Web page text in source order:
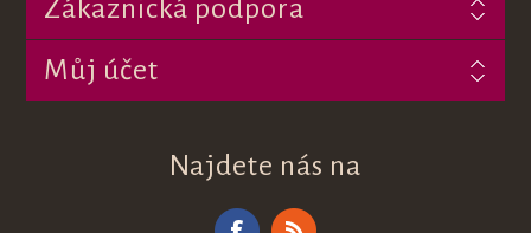
Zákaznická podpora
Můj účet
Najdete nás na